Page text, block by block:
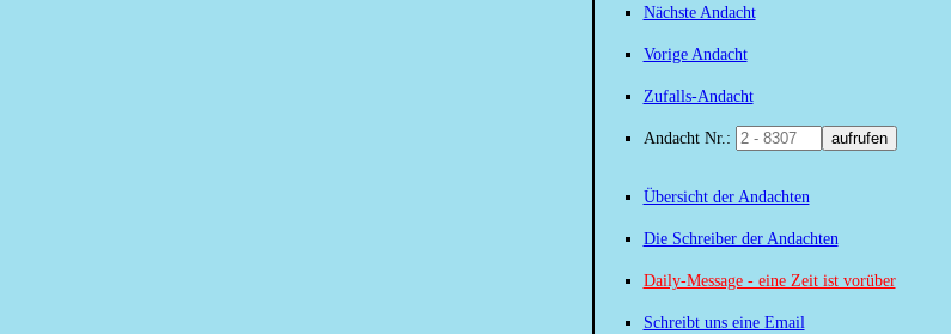
Nächste Andacht
Vorige Andacht
Zufalls-Andacht
Andacht Nr.: aufrufen
Übersicht der Andachten
Die Schreiber der Andachten
Daily-Message - eine Zeit ist vorüber
Schreibt uns eine Email